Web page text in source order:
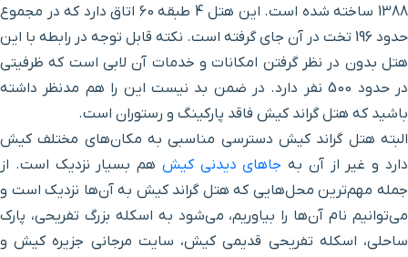
بازار پردیس یک ۴ دقیقه با خودرو (۱ کیلومتر و ۵۸۸ متر)
فلای بورد ۳ دقیقه با خودرو (۱ کیلومتر و ۵۹۲ متر)
کیبل اسکی ۳ دقیقه با خودرو (۱ کیلومتر و ۵۹۷ متر)
بازار مروارید ۳ دقیقه با خودرو (۱ کیلومتر و ۶۲۷ متر)
کارتینگ
1388 ساخته شده است. این هتل 4 طبقه 60 اتاق دارد که در مجموع
حدود 196 تخت در آن جای گرفته است. نکته قابل توجه در رابطه با این
هتل بدون در نظر گرفتن امکانات و خدمات آن لابی است که ظرفیتی
در حدود 500 نفر دارد. در ضمن بد نیست این را هم مدنظر داشته
باشید که هتل گراند کیش فاقد پارکینگ و رستوران است.
البته هتل گراند کیش دسترسی مناسبی به مکان‌های مختلف کیش
دارد و غیر از آن به جاهای دیدنی کیش هم بسیار نزدیک است. از
جمله مهم‌ترین محل‌هایی که هتل گراند کیش به آن‌ها نزدیک است و
می‌توانیم نام آن‌ها را بیاوریم، می‌شود به اسکله بزرگ تفریحی، پارک
ساحلی، اسکله تفریحی قدیمی کیش، سایت مرجانی جزیره کیش و